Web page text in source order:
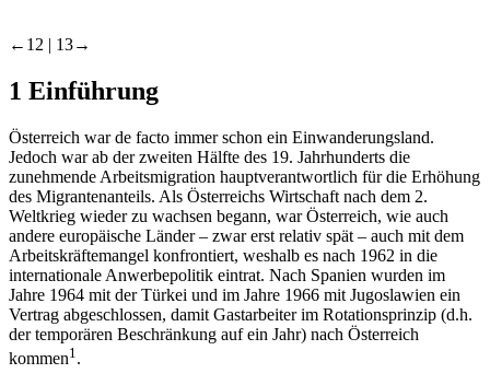
←12 | 13→
1 Einführung
Österreich war de facto immer schon ein Einwanderungsland.
Jedoch war ab der zweiten Hälfte des 19. Jahrhunderts die
zunehmende Arbeitsmigration hauptverantwortlich für die Erhöhung
des Migrantenanteils. Als Österreichs Wirtschaft nach dem 2.
Weltkrieg wieder zu wachsen begann, war Österreich, wie auch
andere europäische Länder – zwar erst relativ spät – auch mit dem
Arbeitskräftemangel konfrontiert, weshalb es nach 1962 in die
internationale Anwerbepolitik eintrat. Nach Spanien wurden im
Jahre 1964 mit der Türkei und im Jahre 1966 mit Jugoslawien ein
Vertrag abgeschlossen, damit Gastarbeiter im Rotationsprinzip (d.h.
der temporären Beschränkung auf ein Jahr) nach Österreich
kommen1 .